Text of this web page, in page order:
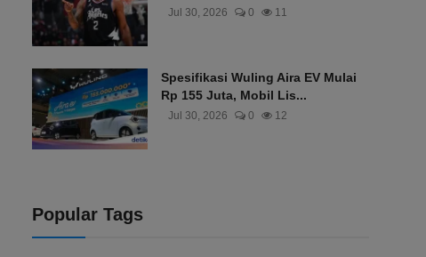
Jul 30, 2026 0 11
Spesifikasi Wuling Aira EV Mulai
Rp 155 Juta, Mobil Lis...
Jul 30, 2026 0 12
Popular Tags